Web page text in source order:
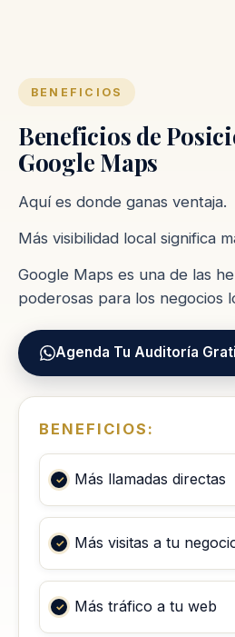
BENEFICIOS
Beneficios de
Google Maps
Aquí es donde ganas ventaja.
Más visibilidad local significa
Google Maps es una de las
poderosas para los negocios
Agenda Tu Auditoría
BENEFICIOS:
Más llamadas directas
Más visitas a tu
Más tráfico a tu web